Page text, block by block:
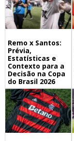
Remo x Santos:
Prévia,
Estatísticas e
Contexto para a
Decisão na Copa
do Brasil 2026